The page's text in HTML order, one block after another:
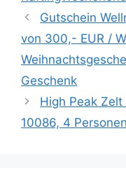
Gutschein
von 300,- EUR /
Geschenk
High Peak
10086, 4 Personen